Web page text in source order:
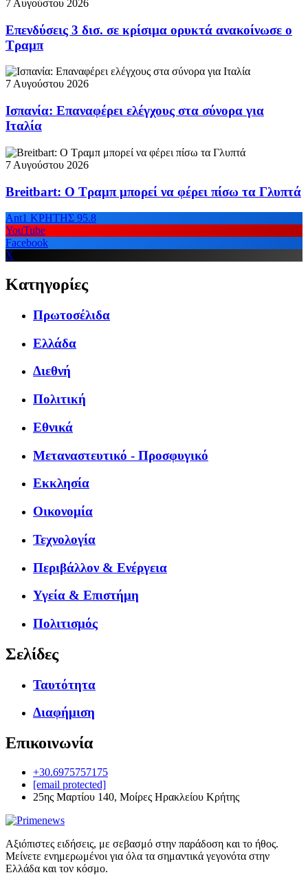
7 Αυγούστου 2026
Επενδύσεις 3 δισ. σε κρίσιμα ορυκτά ανακοίνωσε ο
Τραμπ
7 Αυγούστου 2026
Ισπανία: Επαναφέρει ελέγχους στα σύνορα για
Ιταλία
7 Αυγούστου 2026
Breitbart: Ο Τραμπ μπορεί να φέρει πίσω τα Γλυπτά
Ant1 ΚΡΗΤΗΣ 95.8
YouTube
Facebook
X
Κατηγορίες
Πρωτοσέλιδα
Ελλάδα
Διεθνή
Πολιτική
Εθνικά
Μεταναστευτικό - Προσφυγικό
Εκκλησία
Οικονομία
Τεχνολογία
Περιβάλλον & Ενέργεια
Υγεία & Επιστήμη
Πολιτισμός
Σελίδες
Ταυτότητα
Διαφήμιση
Επικοινωνία
+30.6975757175
[email protected]
25ης Μαρτίου 140, Μοίρες Ηρακλείου Κρήτης
Αξιόπιστες ειδήσεις, με σεβασμό στην παράδοση και το ήθος.
Μείνετε ενημερωμένοι για όλα τα σημαντικά γεγονότα στην
Ελλάδα και τον κόσμο.